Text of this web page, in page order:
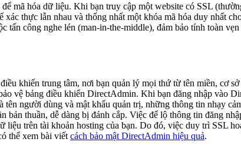
mã hóa dữ liệu. Khi bạn truy cập một website có SSL
thực lẫn nhau và thống nhất một khóa mã hóa duy nhất
tấn công nghe lén (man-in-the-middle), đảm bảo tính toàn
khiển trung tâm, nơi bạn quản lý mọi thứ từ tên miền, cơ
vệ bảng điều khiển DirectAdmin. Khi bạn đăng nhập vào
người dùng và mật khẩu quản trị, những thông tin nhạy
thuần, dễ dàng bị đánh cắp. Việc để lộ thông tin đăng
liệu trên tài khoản hosting của bạn. Do đó, việc duy trì SSL
thể xem bài viết cách bảo mật DirectAdmin hiệu quả.